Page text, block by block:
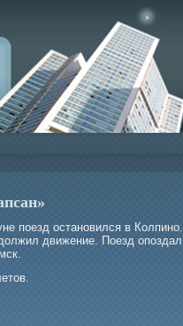
поезд остановился в Колпино.
движение. Поезд опоздал